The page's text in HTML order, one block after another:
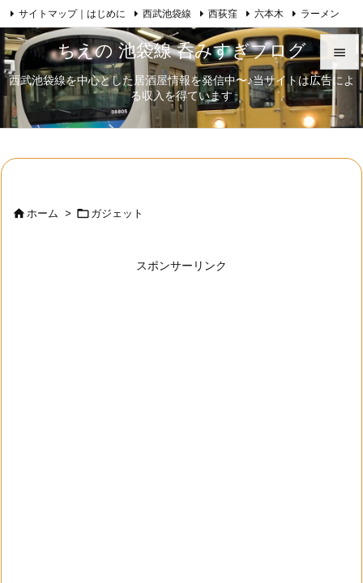
ちえの 池袋線 呑みすぎブログ
西武池袋線を中心とした居酒屋情報を発信中〜♪当サイトは広告によ
る収入を得ています


メニュ

サイトマップ｜はじめに 西武池袋線 西荻窪 六本木 ラーメン
日本酒 歌舞伎 自己紹介 RSS Feedly
ホーム >  ガジェット
スポンサーリンク